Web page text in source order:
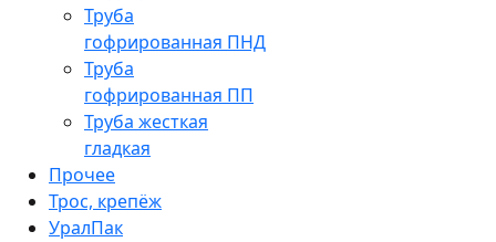
Труба
гофрированная ПНД
Труба
гофрированная ПП
Труба жесткая
гладкая
Прочее
Трос, крепёж
УралПак